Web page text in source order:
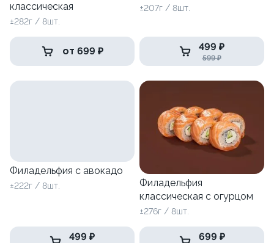
классическая
±282г / 8шт.
от 699 ₽
±207г / 8шт.
499 ₽
599 ₽
Филадельфия с авокадо
±222г / 8шт.
499 ₽
Филадельфия
классическая с огурцом
±276г / 8шт.
699 ₽